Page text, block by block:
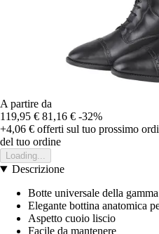
A partire da
119,95 € 81,16 € -32%
+4,06 € offerti sul tuo prossimo
del tuo ordine
Loading...
Descrizione
Botte universale della
Elegante bottina anatomica
Aspetto cuoio liscio
Facile da mantenere